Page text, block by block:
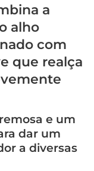
a
alho
com
que realça
e um
dar um
a diversas